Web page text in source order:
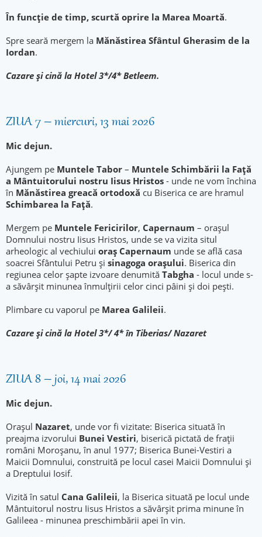
În funcție de timp, scurtă oprire la Marea Moartă.
Spre seară mergem la Mănăstirea Sfântul Gherasim de la
Iordan.
Cazare şi cină la Hotel 3*/4* Betleem.
ZIUA 7 – miercuri, 13 mai 2026
Mic dejun.
Ajungem pe Muntele Tabor – Muntele Schimbării la Faţă
a Mântuitorului nostru Iisus Hristos - unde ne vom închina
în Mănăstirea greacă ortodoxă cu Biserica ce are hramul
Schimbarea la Faţă.
Mergem pe Muntele Fericirilor, Capernaum – oraşul
Domnului nostru Iisus Hristos, unde se va vizita situl
arheologic al vechiului oraş Capernaum unde se află casa
soacrei Sfântului Petru şi sinagoga oraşului. Biserica din
regiunea celor şapte izvoare denumită Tabgha - locul unde s-
a săvârşit minunea înmulţirii celor cinci pâini şi doi peşti.
Plimbare cu vaporul pe Marea Galileii.
Cazare şi cină la Hotel 3*/ 4* în Tiberias/ Nazaret
ZIUA 8 – joi, 14 mai 2026
Mic dejun.
Oraşul Nazaret, unde vor fi vizitate: Biserica situată în
preajma izvorului Bunei Vestiri, biserică pictată de fraţii
români Moroşanu, în anul 1977; Biserica Bunei-Vestiri a
Maicii Domnului, construită pe locul casei Maicii Domnului şi
a Dreptului Iosif.
Vizită în satul Cana Galileii, la Biserica situată pe locul unde
Mântuitorul nostru Iisus Hristos a săvârșit prima minune în
Galileea - minunea preschimbării apei în vin.